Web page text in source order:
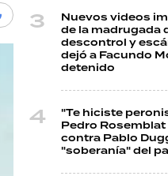
Nuevos videos
de la madrugada
descontrol y
dejó a Facundo
detenido
"Te hiciste
Pedro
contra Pablo
"soberanía" del